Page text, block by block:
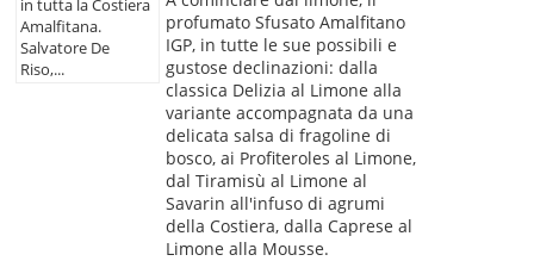
in tutta la Costiera
Amalfitana.
Salvatore De
Riso,...
profumato Sfusato Amalfitano
IGP, in tutte le sue possibili e
gustose declinazioni: dalla
classica Delizia al Limone alla
variante accompagnata da una
delicata salsa di fragoline di
bosco, ai Profiteroles al Limone,
dal Tiramisù al Limone al
Savarin all'infuso di agrumi
della Costiera, dalla Caprese al
Limone alla Mousse.